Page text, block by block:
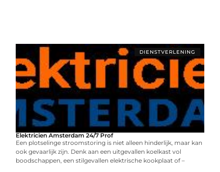
DIENSTVERLENING
Elektricien Amsterdam 24/7 Prof
Een plotselinge stroomstoring is niet alleen hinderlijk, maar kan
ook gevaarlijk zijn. Denk aan een uitgevallen koelkast vol
boodschappen, een stilgevallen elektrische kookplaat of –